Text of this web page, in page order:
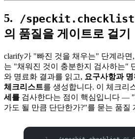
5. /speckit.checklist
의 품질을 게이트로 걸기
clarify가 "빠진 것을 채우는" 단계라면,
는 "채워진 것이 충분한지 검사하는"
와 명료화 결과를 읽고, 요구사항과
체크리스트를 생성합니다. 이 체크리
세를 검사한다는 점이 핵심입니다 —
가도 될 만큼 단단한가?"를 묻는 품질